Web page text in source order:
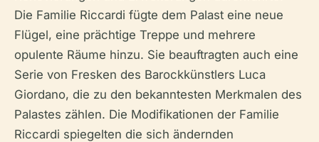
Die Familie Riccardi fügte dem Palast eine neue
Flügel, eine prächtige Treppe und mehrere
opulente Räume hinzu. Sie beauftragten auch eine
Serie von Fresken des Barockkünstlers Luca
Giordano, die zu den bekanntesten Merkmalen des
Palastes zählen. Die Modifikationen der Familie
Riccardi spiegelten die sich ändernden